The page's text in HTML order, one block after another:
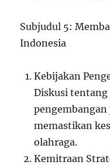
Subjudul 5:
Indonesia
Kebijakan
Diskusi
memastikan
olahraga.
Kemitraan